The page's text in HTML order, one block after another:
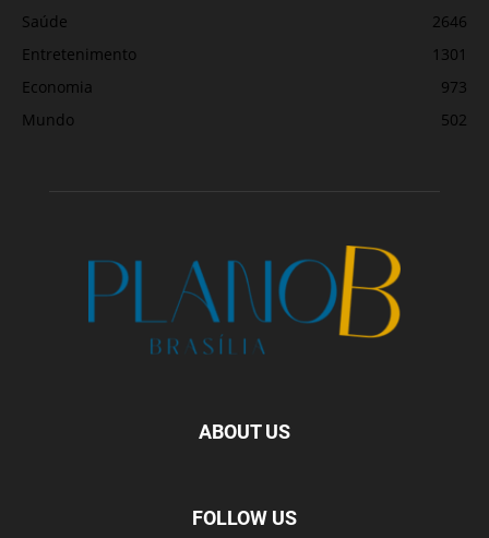
Saúde
2646
Entretenimento
1301
Economia
973
Mundo
502
ABOUT US
FOLLOW US